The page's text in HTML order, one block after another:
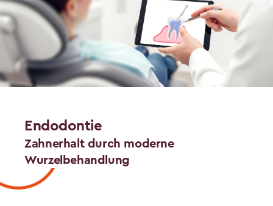
Endodontie
Zahnerhalt durch moderne
Wurzelbehandlung